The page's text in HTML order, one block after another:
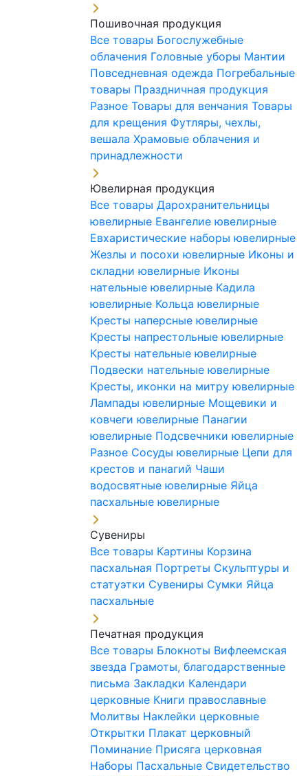
Пошивочная продукция
Все товары Богослужебные
облачения Головные уборы Мантии
Повседневная одежда Погребальные
товары Праздничная продукция
Разное Товары для венчания Товары
для крещения Футляры, чехлы,
вешала Храмовые облачения и
принадлежности
Ювелирная продукция
Все товары Дарохранительницы
ювелирные Евангелие ювелирные
Евхаристические наборы ювелирные
Жезлы и посохи ювелирные Иконы и
складни ювелирные Иконы
нательные ювелирные Кадила
ювелирные Кольца ювелирные
Кресты наперсные ювелирные
Кресты напрестольные ювелирные
Кресты нательные ювелирные
Подвески нательные ювелирные
Кресты, иконки на митру ювелирные
Лампады ювелирные Мощевики и
ковчеги ювелирные Панагии
ювелирные Подсвечники ювелирные
Разное Сосуды ювелирные Цепи для
крестов и панагий Чаши
водосвятные ювелирные Яйца
пасхальные ювелирные
Сувениры
Все товары Картины Корзина
пасхальная Портреты Скульптуры и
статуэтки Сувениры Сумки Яйца
пасхальные
Печатная продукция
Все товары Блокноты Вифлеемская
звезда Грамоты, благодарственные
письма Закладки Календари
церковные Книги православные
Молитвы Наклейки церковные
Открытки Плакат церковный
Поминание Присяга церковная
Наборы Пасхальные Свидетельство